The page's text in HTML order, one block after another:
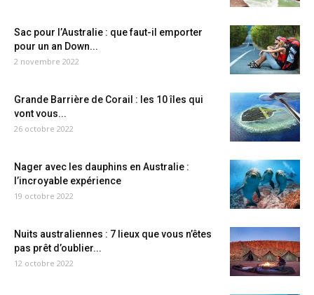
Sac pour l’Australie : que faut-il emporter
pour un an Down...
2 novembre 2022
Grande Barrière de Corail : les 10 îles qui
vont vous...
26 octobre 2022
Nager avec les dauphins en Australie :
l’incroyable expérience
19 octobre 2022
Nuits australiennes : 7 lieux que vous n’êtes
pas prêt d’oublier...
12 octobre 2022